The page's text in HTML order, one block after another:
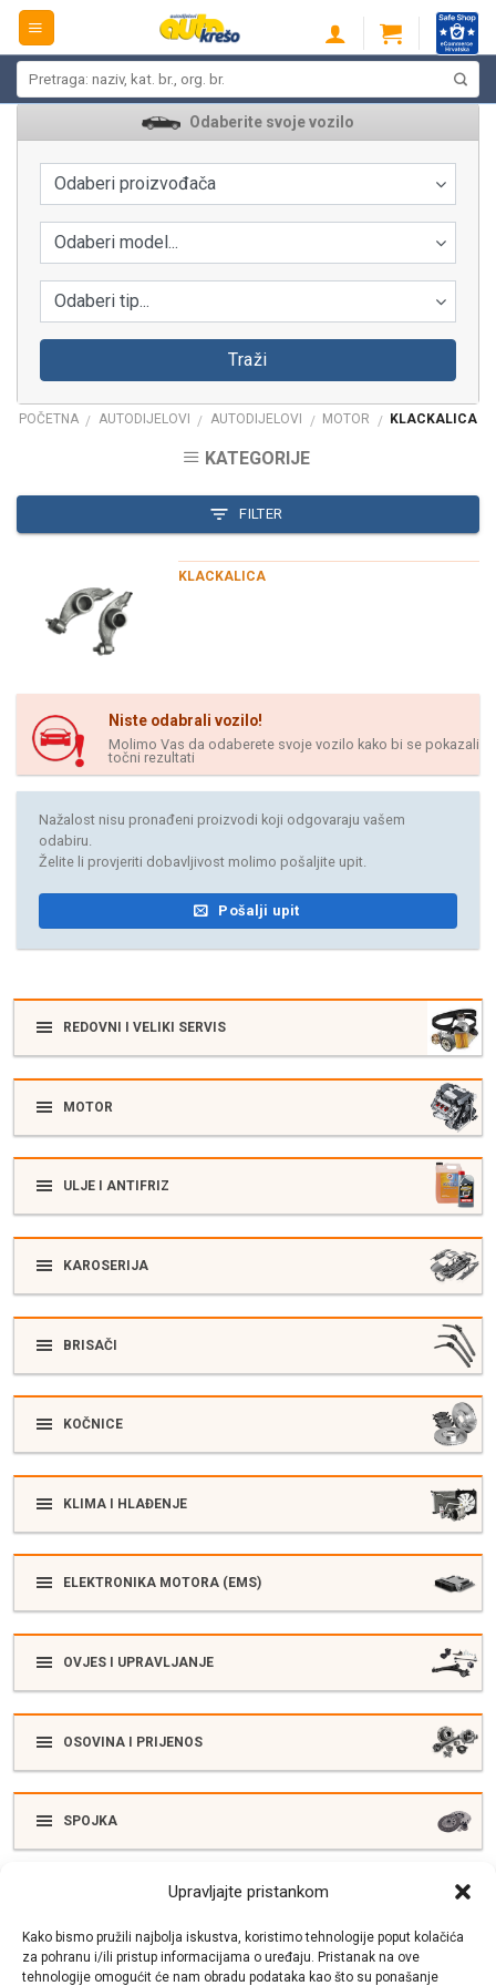
Upravljajte pristankom
Kako bismo pružili najbolja iskustva, koristimo tehnologije poput kolačića
za pohranu i/ili pristup informacijama o uređaju. Pristanak na ove
tehnologije omogućit će nam obradu podataka kao što su ponašanje
Skip
content
Odaberite svoje vozilo
Odaberi proizvođača
Odaberi model...
Odaberi tip...
Traži
POČETNA / AUTODIJELOVI / AUTODIJELOVI / MOTOR / KLACKALICA
KATEGORIJE
FILTER
KLACKALICA
Niste odabrali vozilo!
Molimo Vas da odaberete svoje vozilo kako bi se pokazali
točni rezultati
Nažalost nisu pronađeni proizvodi koji odgovaraju vašem
odabiru.
Želite li provjeriti dobavljivost molimo pošaljite upit.
Pošalji upit
REDOVNI I VELIKI SERVIS
MOTOR
ULJE I ANTIFRIZ
KAROSERIJA
BRISAČI
KOČNICE
KLIMA I HLAĐENJE
ELEKTRONIKA MOTORA (EMS)
OVJES I UPRAVLJANJE
OSOVINA I PRIJENOS
SPOJKA
SUSTAV ISPUŠNIH PLINOVA